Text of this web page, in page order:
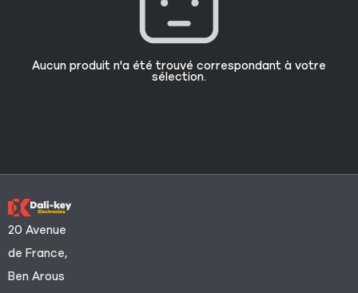
Aucun produit n'a été trouvé correspondant à votre
sélection.
20 Avenue
de France,
Ben Arous